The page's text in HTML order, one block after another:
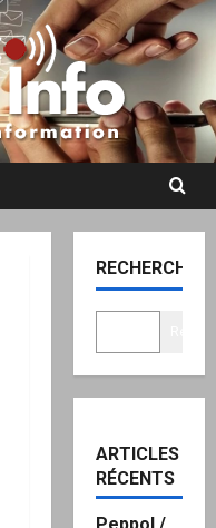
RECHERCHER
ARTICLES
RÉCENTS